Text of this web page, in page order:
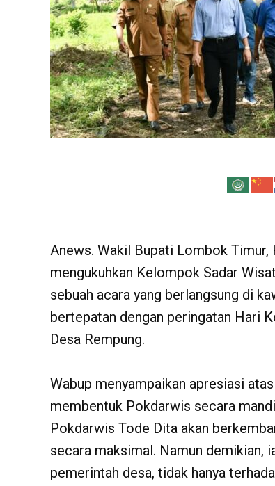
Anews. Wakil Bupati Lombok Timur,
mengukuhkan Kelompok Sadar
sebuah acara yang berlangsung di
bertepatan dengan peringatan Hari
Desa Rempung.
Wabup menyampaikan apresiasi
membentuk Pokdarwis secara
Pokdarwis Tode Dita akan
secara maksimal. Namun demikian,
pemerintah desa, tidak hanya